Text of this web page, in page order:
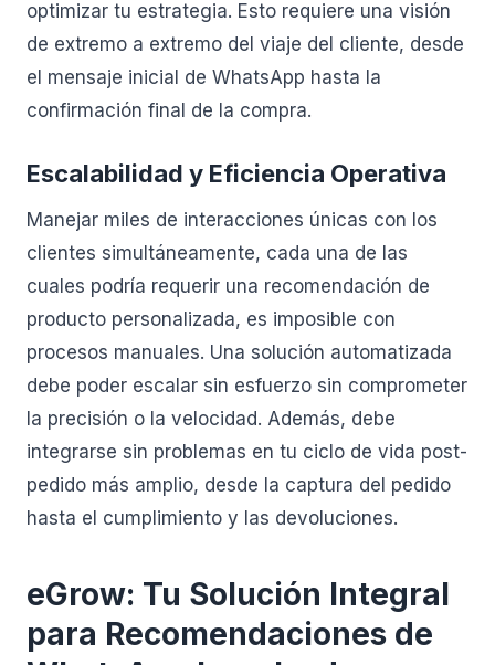
optimizar tu estrategia. Esto requiere una visión
de extremo a extremo del viaje del cliente, desde
el mensaje inicial de WhatsApp hasta la
confirmación final de la compra.
Escalabilidad y Eficiencia Operativa
Manejar miles de interacciones únicas con los
clientes simultáneamente, cada una de las
cuales podría requerir una recomendación de
producto personalizada, es imposible con
procesos manuales. Una solución automatizada
debe poder escalar sin esfuerzo sin comprometer
la precisión o la velocidad. Además, debe
integrarse sin problemas en tu ciclo de vida post-
pedido más amplio, desde la captura del pedido
hasta el cumplimiento y las devoluciones.
eGrow: Tu Solución Integral
para Recomendaciones de